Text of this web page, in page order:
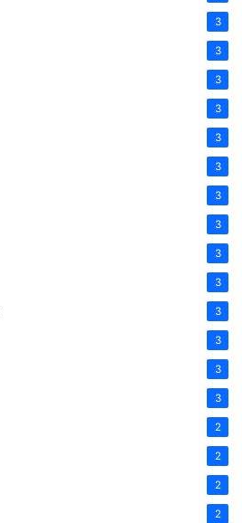
3
3
3
3
3
3
3
3
3
3
3
3
3
3
2
2
2
2